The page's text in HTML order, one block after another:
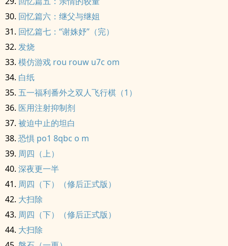
回忆篇六：继父与继姐
回忆篇七：“谢姝妤”（完）
发烧
模仿游戏 rou rouw u7c om
白纸
五一福利番外之双人飞行棋（1）
医用注射抑制剂
被迫中止的坦白
恐惧 po1 8qbc o m
周四（上）
深夜更一半
周四（下）（修后正式版）
大扫除
周四（下）（修后正式版）
大扫除